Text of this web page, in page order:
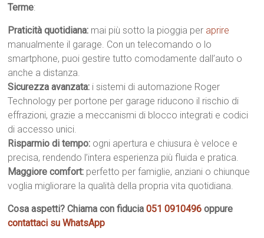
Terme:
Praticità quotidiana: mai più sotto la pioggia per aprire
manualmente il garage. Con un telecomando o lo
smartphone, puoi gestire tutto comodamente dall’auto o
anche a distanza.
Sicurezza avanzata: i sistemi di automazione Roger
Technology per portone per garage riducono il rischio di
effrazioni, grazie a meccanismi di blocco integrati e codici
di accesso unici.
Risparmio di tempo: ogni apertura e chiusura è veloce e
precisa, rendendo l’intera esperienza più fluida e pratica.
Maggiore comfort: perfetto per famiglie, anziani o chiunque
voglia migliorare la qualità della propria vita quotidiana.
Cosa aspetti? Chiama con fiducia051 0910496 oppure
contattaci su WhatsApp